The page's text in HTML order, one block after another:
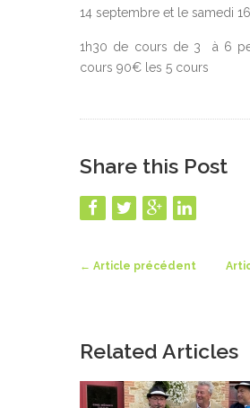
14 septembre et le samedi
1h30 de cours de 3 à 6
cours 90€ les 5 cours
Share this Post
← Article précédent
Related Articles